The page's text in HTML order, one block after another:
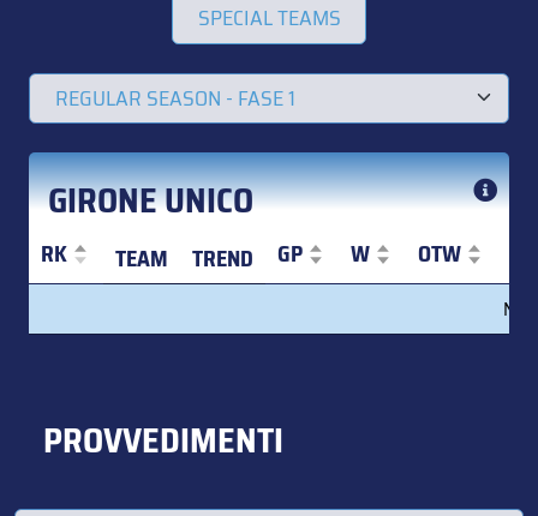
SPECIAL TEAMS
GIRONE UNICO
RK TEAM TREND GP W OTW
No
PROVVEDIMENTI